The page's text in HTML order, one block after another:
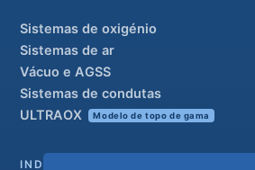
Sistemas de oxigénio
Sistemas de ar
Vácuo e AGSS
Sistemas de condutas
ULTRAOX
Modelo de topo de gama
INDUSTRIAL